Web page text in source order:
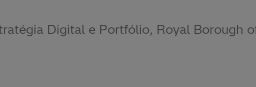
Digital e Portfólio, Royal Borough